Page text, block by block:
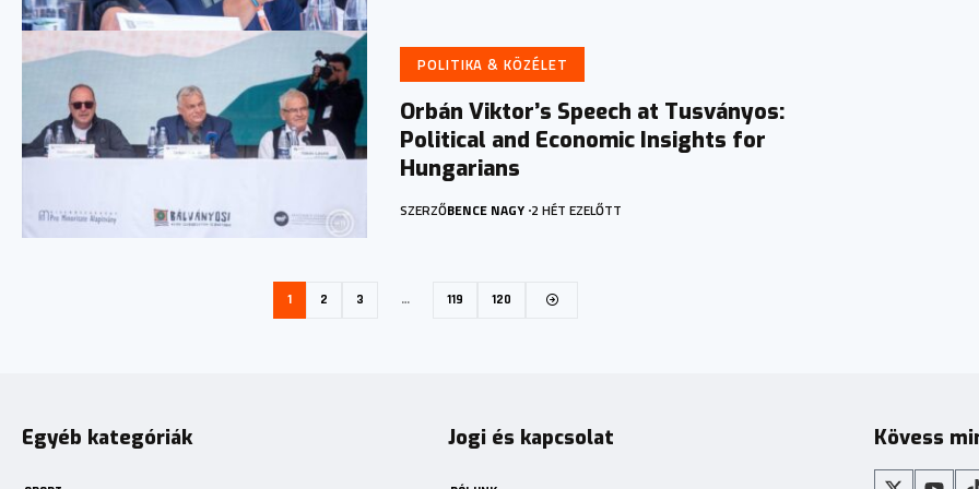
POLITIKA & KÖZÉLET
Orbán Viktor’s Speech at Tusványos:
Political and Economic Insights for
Hungarians
SZERZŐBENCE NAGY 2 HÉT EZELŐTT
1 2 3 … 119 120
Egyéb kategóriák Jogi és kapcsolat Kövess